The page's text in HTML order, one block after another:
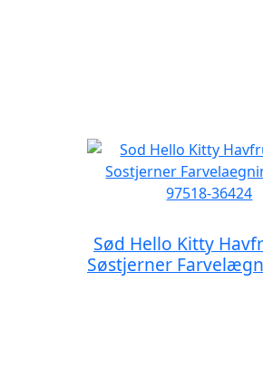
Sød Hello Kitty
Søstjerner